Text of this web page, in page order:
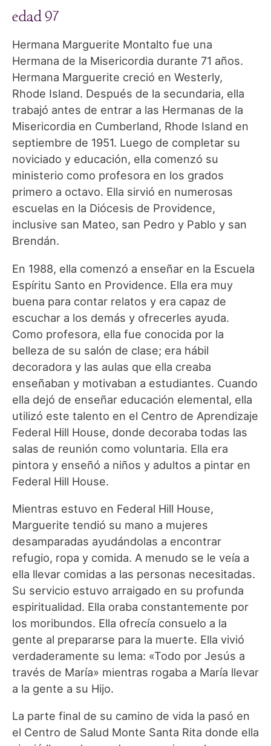
edad 97
Hermana Marguerite Montalto fue una
Hermana de la Misericordia durante 71 años.
Hermana Marguerite creció en Westerly,
Rhode Island. Después de la secundaria, ella
trabajó antes de entrar a las Hermanas de la
Misericordia en Cumberland, Rhode Island en
septiembre de 1951. Luego de completar su
noviciado y educación, ella comenzó su
ministerio como profesora en los grados
primero a octavo. Ella sirvió en numerosas
escuelas en la Diócesis de Providence,
inclusive san Mateo, san Pedro y Pablo y san
Brendán.
En 1988, ella comenzó a enseñar en la Escuela
Espíritu Santo en Providence. Ella era muy
buena para contar relatos y era capaz de
escuchar a los demás y ofrecerles ayuda.
Como profesora, ella fue conocida por la
belleza de su salón de clase; era hábil
decoradora y las aulas que ella creaba
enseñaban y motivaban a estudiantes. Cuando
ella dejó de enseñar educación elemental, ella
utilizó este talento en el Centro de Aprendizaje
Federal Hill House, donde decoraba todas las
salas de reunión como voluntaria. Ella era
pintora y enseñó a niños y adultos a pintar en
Federal Hill House.
Mientras estuvo en Federal Hill House,
Marguerite tendió su mano a mujeres
desamparadas ayudándolas a encontrar
refugio, ropa y comida. A menudo se le veía a
ella llevar comidas a las personas necesitadas.
Su servicio estuvo arraigado en su profunda
espiritualidad. Ella oraba constantemente por
los moribundos. Ella ofrecía consuelo a la
gente al prepararse para la muerte. Ella vivió
verdaderamente su lema: «Todo por Jesús a
través de María» mientras rogaba a María llevar
a la gente a su Hijo.
La parte final de su camino de vida la pasó en
el Centro de Salud Monte Santa Rita donde ella